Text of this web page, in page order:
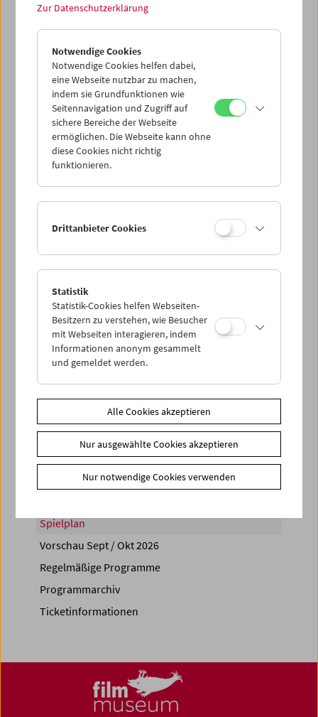
Mo 6.9.
Di 7.9.
Mi 8.9.
Do 9.9.
Sa 11.9.
PROGRAMM ÜBERBLICK
Share on
Spielplan
Vorschau Sept / Okt 2026
Regelmäßige Programme
Programmarchiv
Ticketinformationen
Zur Datenschutzerklärung
Notwendige Cookies
Notwendige Cookies helfen dabei,
eine Webseite nutzbar zu machen,
indem sie Grundfunktionen wie
Seitennavigation und Zugriff auf
sichere Bereiche der Webseite
ermöglichen. Die Webseite kann ohne
diese Cookies nicht richtig
funktionieren.
Drittanbieter Cookies
Statistik
Statistik-Cookies helfen Webseiten-
Besitzern zu verstehen, wie Besucher
mit Webseiten interagieren, indem
Informationen anonym gesammelt
und gemeldet werden.
Alle Cookies akzeptieren
Nur ausgewählte Cookies akzeptieren
Nur notwendige Cookies verwenden